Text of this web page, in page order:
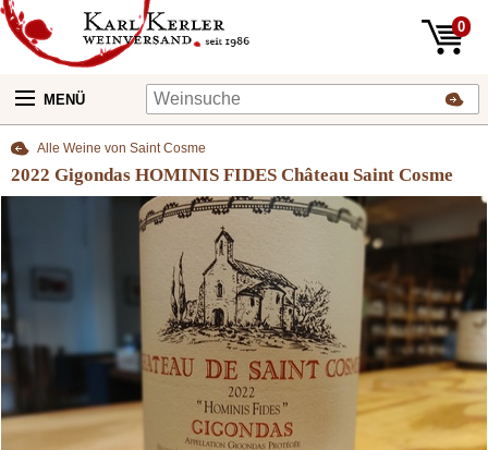
0
MENÜ
Alle Weine von Saint Cosme
2022 Gigondas HOMINIS FIDES Château Saint Cosme